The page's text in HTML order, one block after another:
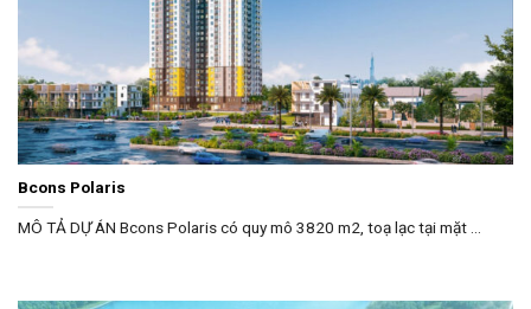
Bcons Polaris
MÔ TẢ DỰ ÁN Bcons Polaris có quy mô 3820 m2, toạ lạc tại mặt ...